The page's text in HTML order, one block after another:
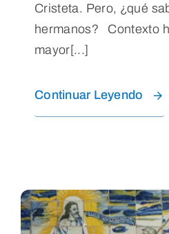
Cristeta. Pero, ¿qué
hermanos? Contexto
mayor[...]
Continuar Leyendo